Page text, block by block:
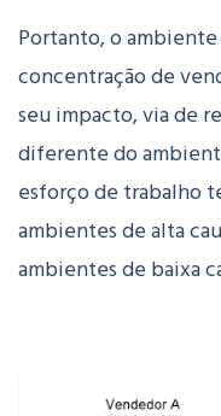
Portanto, o
concentração de
seu impacto, via de
diferente do
esforço de trabalho
ambientes de alta
ambientes de baixa